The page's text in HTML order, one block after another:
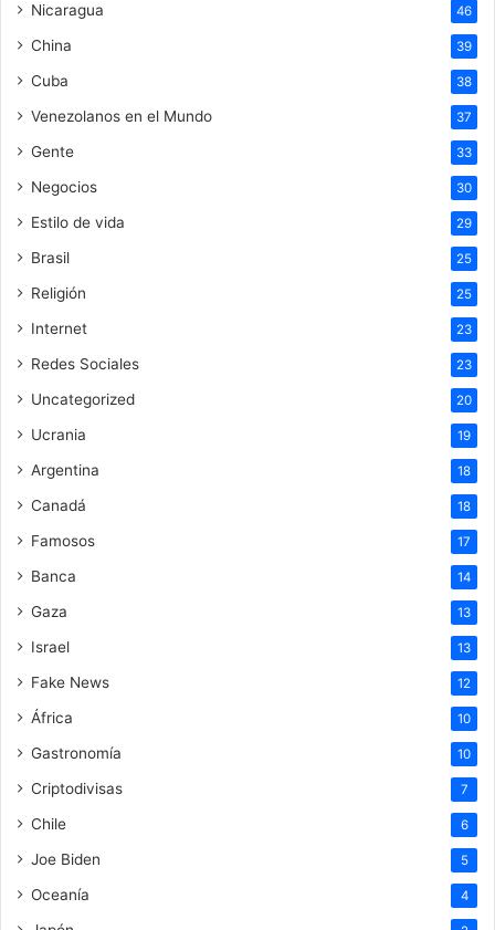
Nicaragua 46
China 39
Cuba 38
Venezolanos en el Mundo 37
Gente 33
Negocios 30
Estilo de vida 29
Brasil 25
Religión 25
Internet 23
Redes Sociales 23
Uncategorized 20
Ucrania 19
Argentina 18
Canadá 18
Famosos 17
Banca 14
Gaza 13
Israel 13
Fake News 12
África 10
Gastronomía 10
Criptodivisas 7
Chile 6
Joe Biden 5
Oceanía 4